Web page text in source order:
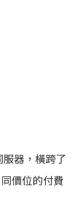
器，橫跨了
價位的付費